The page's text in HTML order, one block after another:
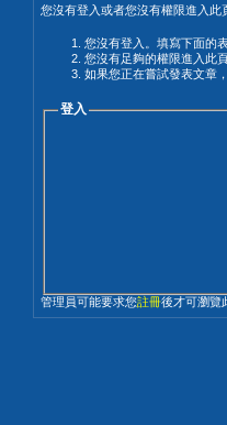
您沒有登入或者您沒有權限進入此
您沒有登入。填寫下面的
您沒有足夠的權限進入此
如果您正在嘗試發表文章
登入
管理員可能要求您註冊後才可瀏覽